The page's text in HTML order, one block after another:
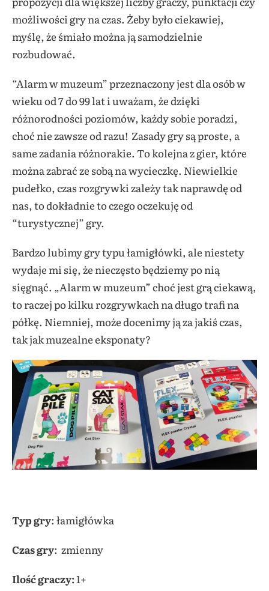
możliwości gry na czas. Żeby było ciekawiej,
myślę, że śmiało można ją samodzielnie
rozbudować.
“Alarm w muzeum” przeznaczony jest dla osób w
wieku od 7 do 99 lat i uważam, że dzięki
różnorodności poziomów, każdy sobie poradzi,
choć nie zawsze od razu! Zasady gry są proste, a
same zadania różnorakie. To kolejna z gier, które
można zabrać ze sobą na wycieczkę. Niewielkie
pudełko, czas rozgrywki zależy tak naprawdę od
nas, to dokładnie to czego oczekuję od
“turystycznej” gry.
Bardzo lubimy gry typu łamigłówki, ale niestety
wydaje mi się, że nieczęsto będziemy po nią
sięgnąć. „Alarm w muzeum” choć jest grą ciekawą,
to raczej po kilku rozgrywkach na długo trafi na
półkę. Niemniej, może docenimy ją za jakiś czas,
tak jak muzealne eksponaty?
Typ gry: łamigłówka
Czas gry: zmienny
Ilość graczy:1+